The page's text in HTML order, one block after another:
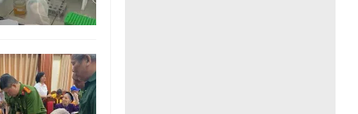
nghệ tương lai